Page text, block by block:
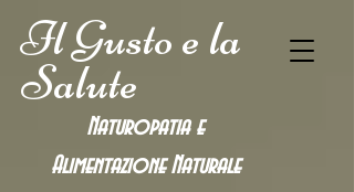
Il Gusto e la
Salute
Naturopatia e
Alimentazione Naturale